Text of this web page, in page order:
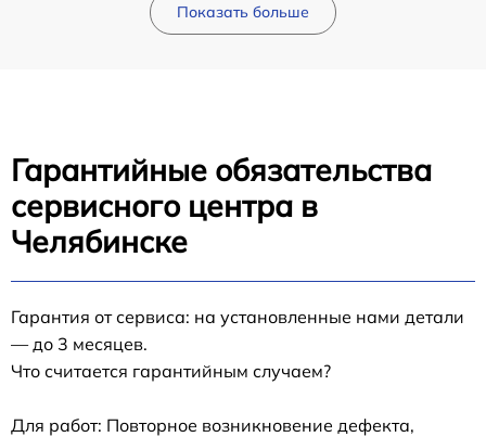
Показать больше
Гарантийные обязательства
сервисного центра в
Челябинске
Гарантия от сервиса: на установленные нами детали
— до 3 месяцев.
Что считается гарантийным случаем?
Для работ: Повторное возникновение дефекта,